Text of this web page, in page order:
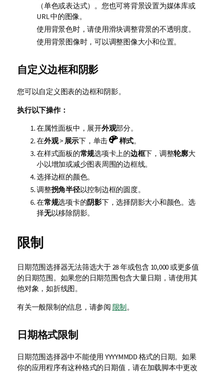
（单色或表达式）。您也可将背景设置为媒体库或
URL 中的图像。
使用背景色时，请使用滑块调整背景的不透明度。
使用背景图像时，可以调整图像大小和位置。
自定义边框和阴影
您可以自定义图表的边框和阴影。
执行以下操作：
在属性面板中，展开外观部分。
在外观> 展示下，单击 样式。
在样式面板的常规选项卡上的边框下，调整轮廓大
小以增加或减少图表周围的边框线。
选择边框的颜色。
调整拐角半径以控制边框的圆度。
在常规选项卡的阴影下，选择阴影大小和颜色。选
择无以移除阴影。
限制
日期范围选择器无法筛选大于 28 年或包含 10,000 或更多值
的日期范围。如果您的日期范围包含大量日期，请使用其
他对象，如折线图。
有关一般限制的信息，请参阅 限制。
日期格式限制
日期范围选择器中不能使用 YYYYMMDD格式的日期。如果
你的应用程序有这种格式的日期值，请在加载脚本中更改